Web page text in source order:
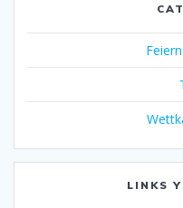
LINKS